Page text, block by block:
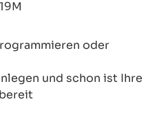
oder
und schon ist Ihre